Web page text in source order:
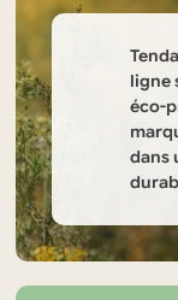
sur
ligne
éco-
dans